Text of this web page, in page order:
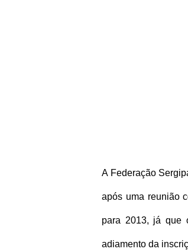
A Federação
após uma reunião
para 2013, já que
adiamento da